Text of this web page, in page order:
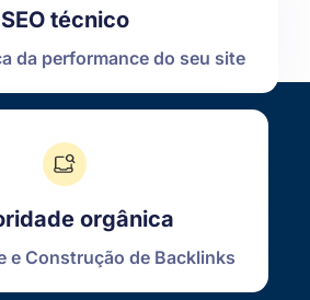
SEO técnico
da performance do seu site
orgânica
e Construção de Backlinks